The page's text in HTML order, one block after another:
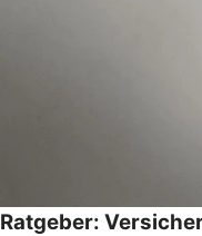
Ratgeber: